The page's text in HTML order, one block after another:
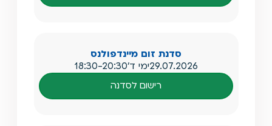
סדנת זום מיינדפולנס
29.07.2026ימי ד'18:30-20:30
רישום לסדנה